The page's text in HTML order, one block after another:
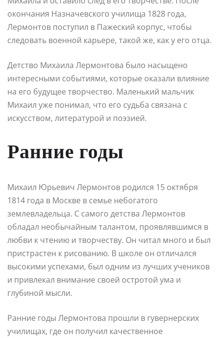
окончания Назначевского училища 1828 года,
Лермонтов поступил в Пажеский корпус, чтобы
следовать военной карьере, такой же, как у его отца.
Детство Михаила Лермонтова было насыщено
интересными событиями, которые оказали влияние
на его будущее творчество. Маленький мальчик
Михаил уже понимал, что его судьба связана с
искусством, литературой и поэзией.
Ранние годы
Михаил Юрьевич Лермонтов родился 15 октября
1814 года в Москве в семье небогатого
землевладельца. С самого детства Лермонтов
обладал необычайным талантом, проявлявшимся в
любви к чтению и творчеству. Он читал много и был
пристрастен к рисованию. В школе он отличался
высокими успехами, был одним из лучших учеников
и привлекал внимание своей остротой ума и
глубиной мысли.
Ранние годы Лермонтова прошли в гувернерских
училищах, где он получил качественное